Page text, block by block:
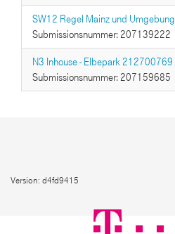
SW12 Regel Mainz und Umgebung
Submissionsnummer: 207139222
N3 Inhouse - Elbepark 212700769
Submissionsnummer: 207159685
Version: d4fd9415